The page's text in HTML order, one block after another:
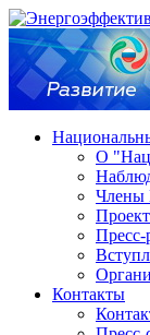
О
Члены
Пресс-
Контакты